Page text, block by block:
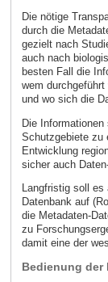
Die nötige
durch die
gezielt nach
auch nach
besten Fall die
wem
und wo sich die
Die
Schutzgebiete zu
Entwicklung
sicher auch
Langfristig soll
Datenbank auf
die Metadaten-
zu
damit eine der
Bedienung der